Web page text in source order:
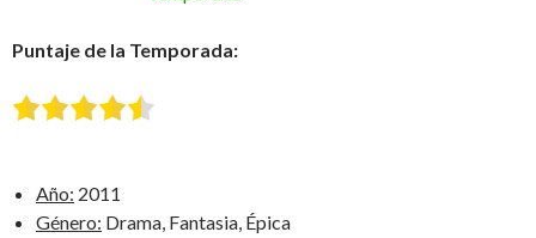
Puntaje de la Temporada:
Año: 2011
Género: Drama, Fantasia, Épica